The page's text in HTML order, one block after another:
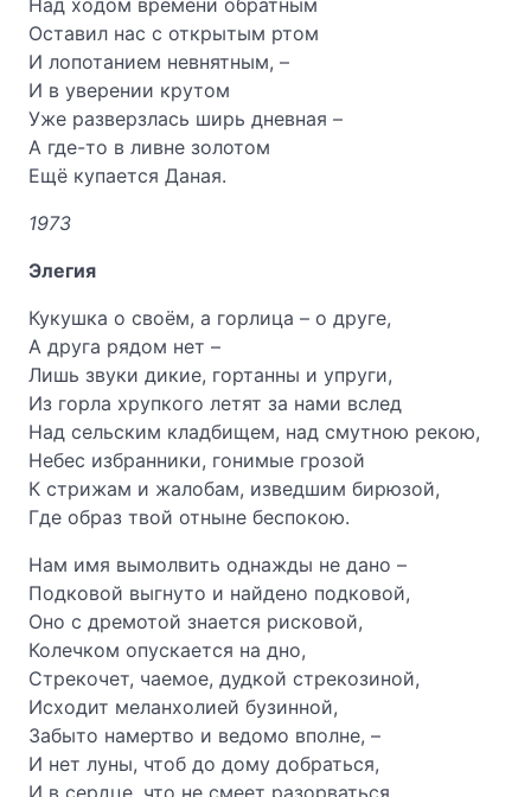
Над ходом времени обратным
Оставил нас с открытым ртом
И лопотанием невнятным, –
И в уверении крутом
Уже разверзлась ширь дневная –
А где-то в ливне золотом
Ещё купается Даная.
1973
Элегия
Кукушка о своём, а горлица – о друге,
А друга рядом нет –
Лишь звуки дикие, гортанны и упруги,
Из горла хрупкого летят за нами вслед
Над сельским кладбищем, над смутною рекою,
Небес избранники, гонимые грозой
К стрижам и жалобам, изведшим бирюзой,
Где образ твой отныне беспокою.
Нам имя вымолвить однажды не дано –
Подковой выгнуто и найдено подковой,
Оно с дремотой знается рисковой,
Колечком опускается на дно,
Стрекочет, чаемое, дудкой стрекозиной,
Исходит меланхолией бузинной,
Забыто намертво и ведомо вполне, –
И нет луны, чтоб до дому добраться,
И в сердце, что не смеет разорваться,